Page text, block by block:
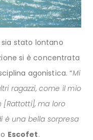
stato lontano
si è concentrata
agonistica. “Mi
ragazzi, come il mio
ma loro
è una bella sorpresa
Escofet.